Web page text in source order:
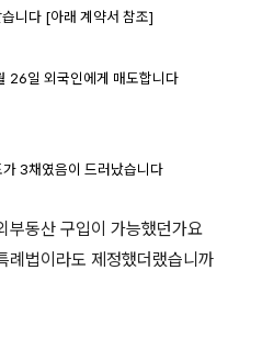
니다 [아래 계약서 참조]
26일 외국인에게 매도합니다
3채였음이 드러났습니다
부동산 구입이 가능했던가요
례법이라도 제정했더랬습니까